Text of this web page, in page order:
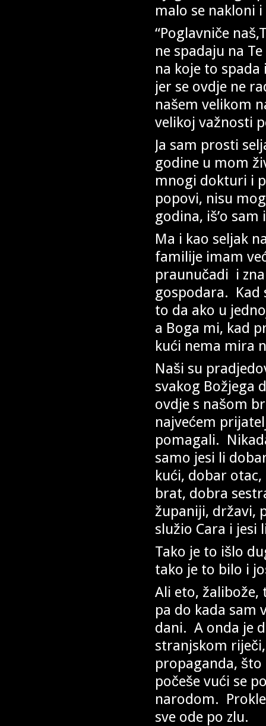
malo se nakloni
“Poglavniče
ne spadaju na
na koje to
jer se ovdje ne
našem velikom
velikoj važnosti
Ja sam prosti
godine u mom
mnogi dokturi i
popovi, nisu
godina, iš’o
Ma i kao seljak
familije imam
praunučadi i
gospodara. Kad
to da ako u
a Boga mi, kad
kući nema mira
Naši su
svakog Božjega
ovdje s našom
najvećem
pomagali.
samo jesi li
kući, dobar
brat, dobra
županiji, državi,
služio Cara i jesi
Tako je to išlo
tako je to bilo i
Ali eto,
pa do kada sam
dani. A onda je
stranjskom
propaganda, što
počeše vući se
narodom.
sve ode po zlu.